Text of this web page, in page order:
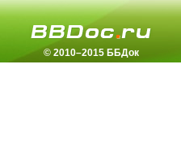
© 2010–2015 ББДок